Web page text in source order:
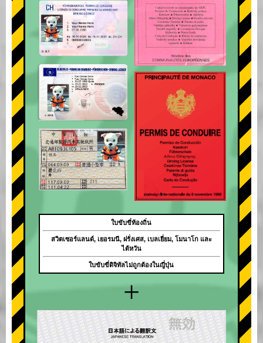
+
ใบขับขี่ท้องถิ่น
สวิตเซอร์แลนด์, เยอรมนี, ฝรั่งเศส, เบลเยี่ยม, โมนาโก และ
ไต้หวัน
ใบขับขี่ดิจิทัลไม่ถูกต้องในญี่ปุ่น